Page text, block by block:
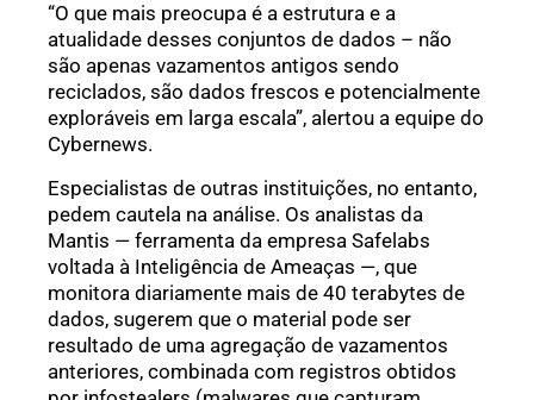
“O que mais preocupa é a estrutura e a
atualidade desses conjuntos de dados – não
são apenas vazamentos antigos sendo
reciclados, são dados frescos e potencialmente
exploráveis em larga escala”, alertou a equipe do
Cybernews.
Especialistas de outras instituições, no entanto,
pedem cautela na análise. Os analistas da
Mantis — ferramenta da empresa Safelabs
voltada à Inteligência de Ameaças —, que
monitora diariamente mais de 40 terabytes de
dados, sugerem que o material pode ser
resultado de uma agregação de vazamentos
anteriores, combinada com registros obtidos